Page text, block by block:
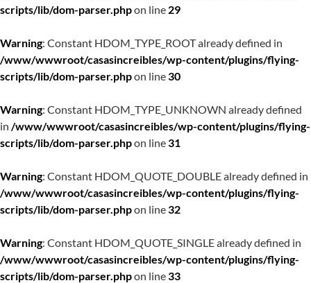
scripts/lib/dom-parser.phpon line 29
Warning: Constant HDOM_TYPE_ROOT already defined in
/www/wwwroot/casasincreibles/wp-content/plugins/flying-
scripts/lib/dom-parser.phpon line30
Warning: Constant HDOM_TYPE_UNKNOWN already defined
in /www/wwwroot/casasincreibles/wp-content/plugins/flying-
scripts/lib/dom-parser.phpon line31
Warning: Constant HDOM_QUOTE_DOUBLE already defined in
/www/wwwroot/casasincreibles/wp-content/plugins/flying-
scripts/lib/dom-parser.phpon line32
Warning: Constant HDOM_QUOTE_SINGLE already defined in
/www/wwwroot/casasincreibles/wp-content/plugins/flying-
scripts/lib/dom-parser.phpon line33